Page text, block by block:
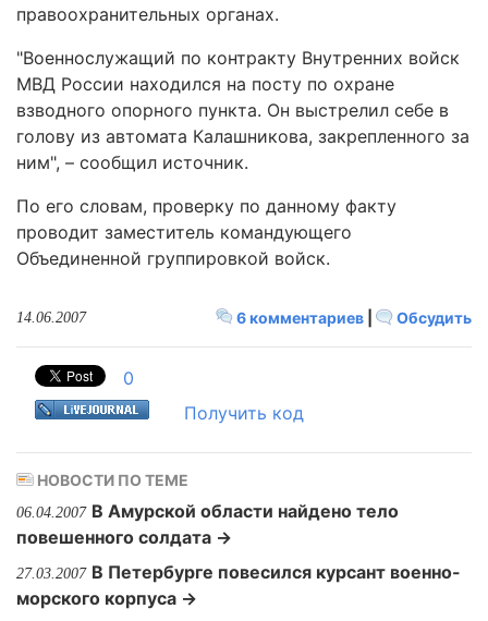
правоохранительных органах.
"Военнослужащий по контракту Внутренних войск
МВД России находился на посту по охране
взводного опорного пункта. Он выстрелил себе в
голову из автомата Калашникова, закрепленного за
ним", – сообщил источник.
По его словам, проверку по данному факту
проводит заместитель командующего
Объединенной группировкой войск.
6 комментариев Обсудить
14.06.2007
0
Получить код
НОВОСТИ ПО ТЕМЕ
06.04.2007 В Амурской области найдено тело
повешенного солдата →
27.03.2007 В Петербурге повесился курсант военно-
морского корпуса →